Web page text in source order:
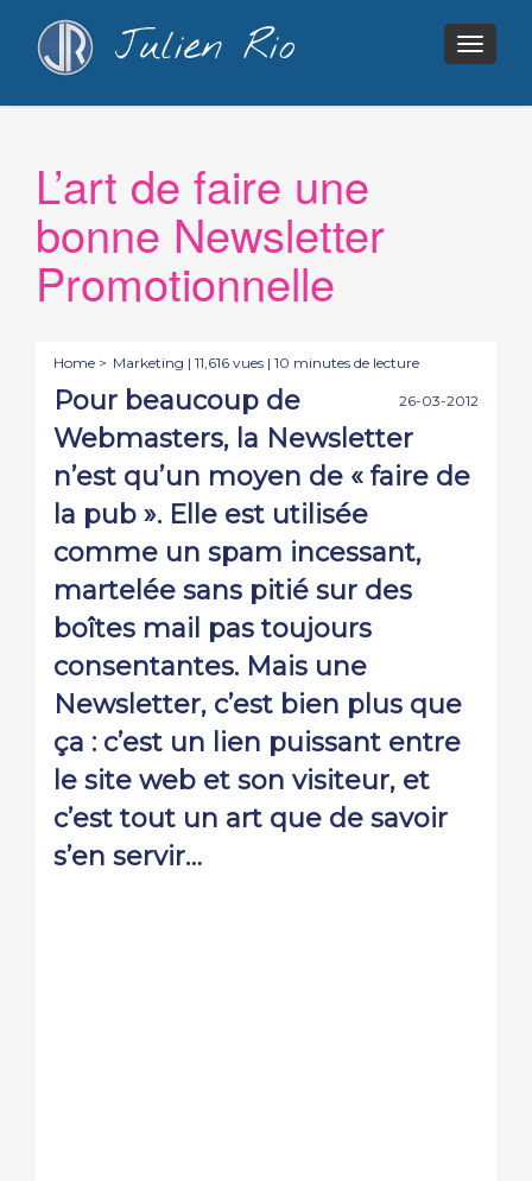
Julien Rio
L’art de faire une
bonne Newsletter
Promotionnelle
Home > Marketing | 11,616 vues | 10 minutes de lecture
26-03-2012
Pour beaucoup de
Webmasters, la Newsletter
n’est qu’un moyen de « faire de
la pub ». Elle est utilisée
comme un spam incessant,
martelée sans pitié sur des
boîtes mail pas toujours
consentantes. Mais une
Newsletter, c’est bien plus que
ça : c’est un lien puissant entre
le site web et son visiteur, et
c’est tout un art que de savoir
s’en servir…